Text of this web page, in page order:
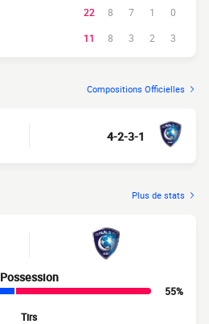
22 8 7 1
0
11 8 3 2 3
Compositions Officielles
4-2-3-1
Plus de stats
Possession
55%
Tirs